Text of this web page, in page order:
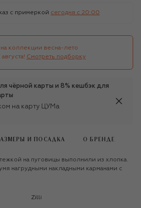
с примеркой сегодня c 20:00
коллекции весна-лето
августа! Смотреть подборку
чёрной карты и 8% кешбэк для
на карту ЦУМа
И ПОСАДКА О БРЕНДЕ
на пуговицы выполнили из хлопка.
нагрудными накладными карманами с
Zilli